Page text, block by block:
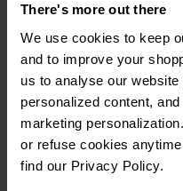
There's more out there
We use cookies to keep
and to improve your
us to analyse our
personalized content,
marketing
or refuse cookies
find our Privacy Policy.
og hurtigtørkende
noe som gjør den rynke-
fargen eksepsjonelt godt
Du finner det i produkter